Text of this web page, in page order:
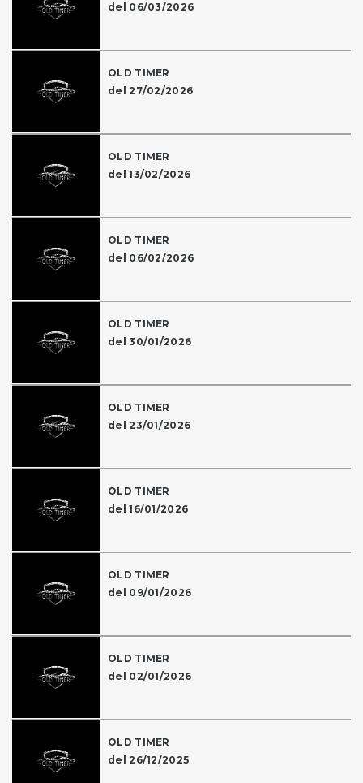
del 06/03/2026
OLD TIMER
del 27/02/2026
OLD TIMER
del 13/02/2026
OLD TIMER
del 06/02/2026
OLD TIMER
del 30/01/2026
OLD TIMER
del 23/01/2026
OLD TIMER
del 16/01/2026
OLD TIMER
del 09/01/2026
OLD TIMER
del 02/01/2026
OLD TIMER
del 26/12/2025